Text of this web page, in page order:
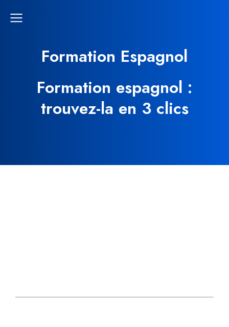
Formation Espagnol
Formation espagnol :
trouvez-la en 3 clics